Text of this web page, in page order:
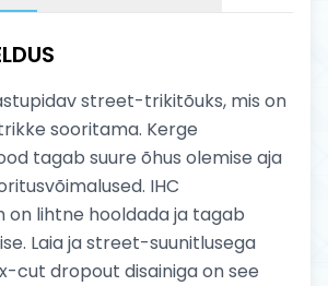
street-trikitõuks, mis on
sooritama. Kerge
tagab suure õhus olemise aja
IHC
on lihtne hooldada ja tagab
Laia ja street-suunitlusega
cut dropout disainiga on see